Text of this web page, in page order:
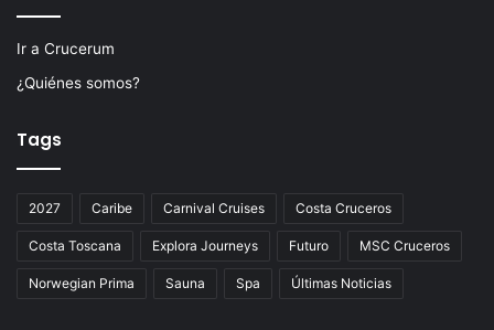
Ir a Crucerum
¿Quiénes somos?
Tags
2027 Caribe Carnival Cruises Costa Cruceros
Costa Toscana Explora Journeys Futuro MSC Cruceros
Norwegian Prima Sauna Spa Últimas Noticias